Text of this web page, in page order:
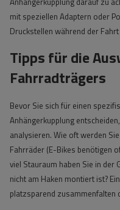
mit speziellen Adaptern oder
Druckstellen während der
Tipps für die
Fahrradträgers
Bevor Sie sich für einen
Anhängerkupplung
analysieren. Wie oft werden
Fahrräder (E-Bikes benötigen
viel Stauraum haben Sie in der
nicht am Haken montiert ist?
platzsparend zusammenfalten